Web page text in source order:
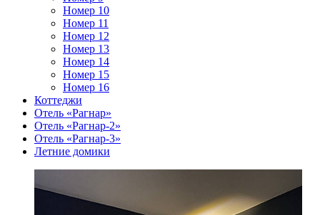
Номер 10
Номер 11
Номер 12
Номер 13
Номер 14
Номер 15
Номер 16
Коттеджи
Отель «Рагнар»
Отель «Рагнар-2»
Отель «Рагнар-3»
Летние домики